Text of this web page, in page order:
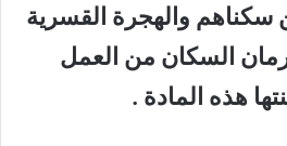
سكناهم والهجرة القسرية
السكان من العمل
هذه المادة .